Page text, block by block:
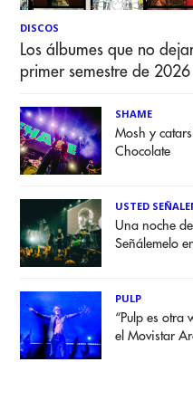
DISCOS
Los álbumes que no
primer semestre de 2026
SHAME
Mosh y
Chocolate
USTED
Una noche
Señálemelo
PULP
“Pulp es otra
el Movistar